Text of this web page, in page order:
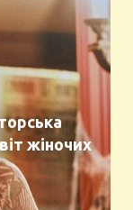
жіночих